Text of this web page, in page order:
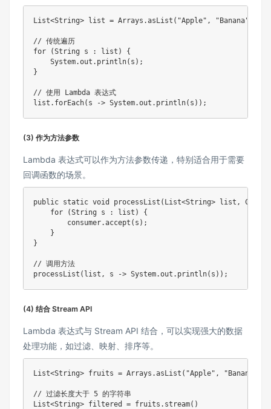
List<String> list = Arrays.asList("Apple", "Banana",
// 传统遍历
for (String s : list) {
    System.out.println(s);
}
// 使用 Lambda 表达式
list.forEach(s -> System.out.println(s));
(3) 作为方法参数
Lambda 表达式可以作为方法参数传递，特别适合用于需要
回调函数的场景。
public static void processList(List<String> list,
    for (String s : list) {
        consumer.accept(s);
    }
}
// 调用方法
processList(list, s -> System.out.println(s));
(4) 结合 Stream API
Lambda 表达式与 Stream API 结合，可以实现强大的数据
处理功能，如过滤、映射、排序等。
List<String> fruits = Arrays.asList("Apple", "Banana",
// 过滤长度大于 5 的字符串
List<String> filtered = fruits.stream()